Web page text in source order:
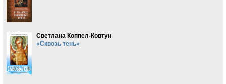
Светлана Коппел-Ковтун
«Сквозь тень»